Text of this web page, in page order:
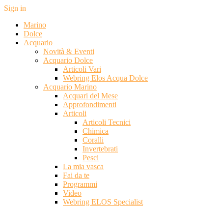
Sign in
Marino
Dolce
Acquario
Novità & Eventi
Acquario Dolce
Articoli Vari
Webring Elos Acqua Dolce
Acquario Marino
Acquari del Mese
Approfondimenti
Articoli
Articoli Tecnici
Chimica
Coralli
Invertebrati
Pesci
La mia vasca
Fai da te
Programmi
Video
Webring ELOS Specialist